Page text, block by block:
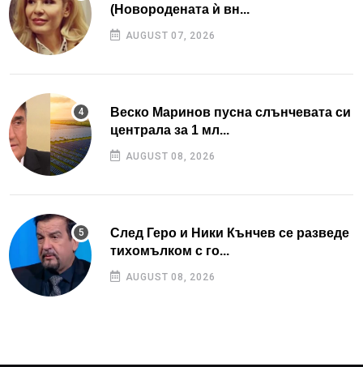
(Новородената ѝ вн...
AUGUST 07, 2026
Веско Маринов пусна слънчевата си
централа за 1 мл...
AUGUST 08, 2026
След Геро и Ники Кънчев се разведе
тихомълком с го...
AUGUST 08, 2026